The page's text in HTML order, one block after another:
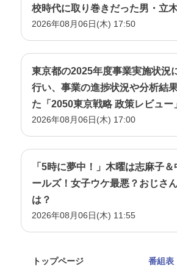
校時代に取り巻きだった男・立
2026年08月06日(木) 17:50
東京都の2025年度事業実施状況
行い、事業の進捗状況や分析結
た「2050東京戦略 政策レビュー
2026年08月06日(木) 17:00
「5時に夢中！」木曜は志麻子
ールズ！女子ウケ最悪？おじさ
は？
2026年08月06日(木) 11:55
トップページ
番組表